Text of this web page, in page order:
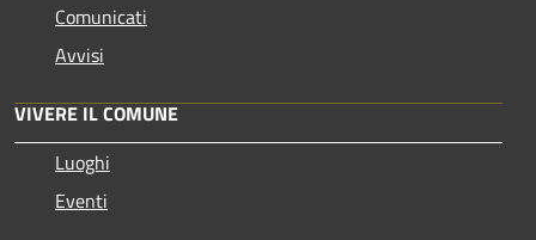
Comunicati
Avvisi
VIVERE IL COMUNE
Luoghi
Eventi